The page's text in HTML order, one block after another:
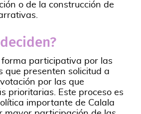
o de la construcción de
forma participativa por las
que presenten solicitud a
por las que
prioritarias. Este proceso es
importante de Calala